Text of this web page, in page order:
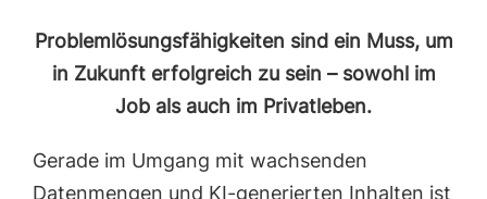
Problemlösungsfähigkeiten sind ein Muss, um
in Zukunft erfolgreich zu sein – sowohl im
Job als auch im Privatleben.
Gerade im Umgang mit wachsenden
Datenmengen und KI-generierten Inhalten ist